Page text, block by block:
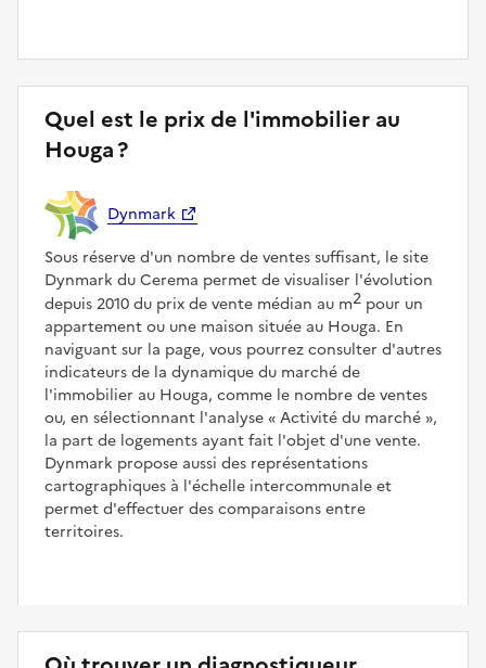
Quel est le prix de l'immobilier au
Houga ?
Dynmark
Sous réserve d'un nombre de ventes suffisant, le site
Dynmark du Cerema permet de visualiser l'évolution
depuis 2010 du prix de vente médian au m2 pour un
appartement ou une maison située au Houga. En
naviguant sur la page, vous pourrez consulter d'autres
indicateurs de la dynamique du marché de
l'immobilier au Houga, comme le nombre de ventes
ou, en sélectionnant l'analyse
Activité du marché ,
la part de logements ayant fait l'objet d'une vente.
Dynmark propose aussi des représentations
cartographiques à l'échelle intercommunale et
permet d'effectuer des comparaisons entre
territoires.